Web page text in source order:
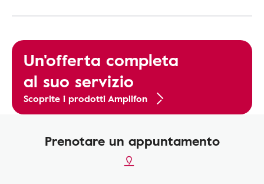
Un'offerta completa
al suo servizio
Scoprite i prodotti Amplifon
Prenotare un appuntamento